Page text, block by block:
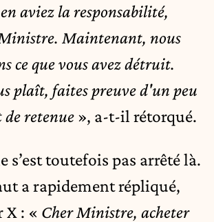
aviez la responsabilité,
Maintenant, nous
ce que vous avez détruit.
plaît, faites preuve d'un peu
de retenue », a-t-il rétorqué.
s’est toutefois pas arrêté là.
a rapidement répliqué,
X : « Cher Ministre, acheter